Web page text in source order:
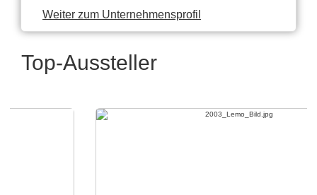
Weiter zum Unternehmensprofil
Top-Aussteller